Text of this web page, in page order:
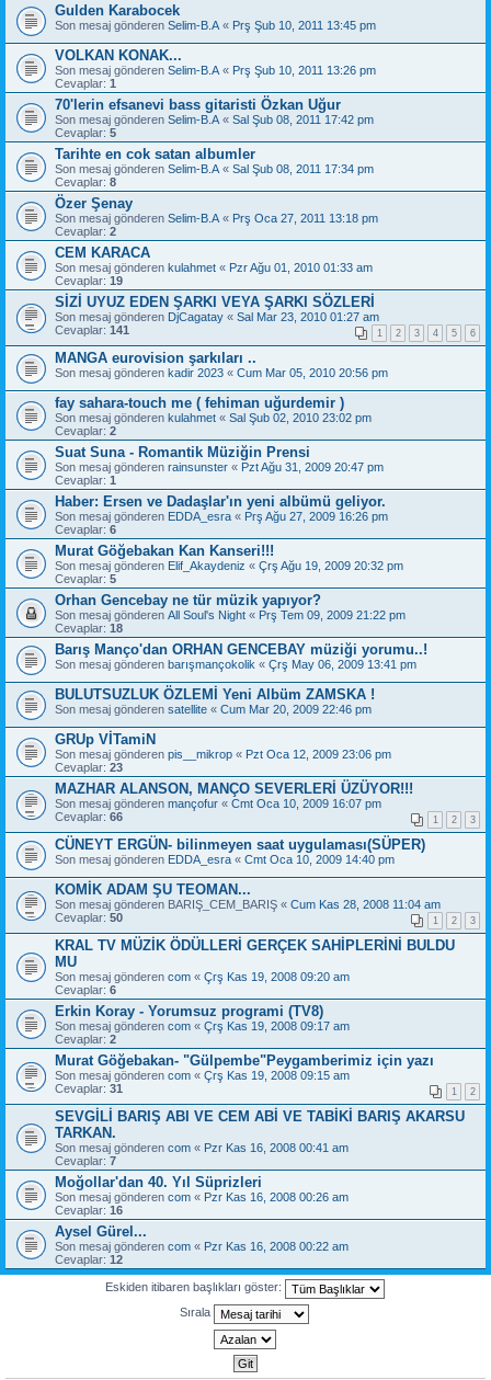
Gulden Karabocek
Son mesaj gönderen Selim-B.A « Prş Şub 10, 2011 13:45 pm
VOLKAN KONAK...
Son mesaj gönderen Selim-B.A « Prş Şub 10, 2011 13:26 pm
Cevaplar: 1
70'lerin efsanevi bass gitaristi Özkan Uğur
Son mesaj gönderen Selim-B.A « Sal Şub 08, 2011 17:42 pm
Cevaplar: 5
Tarihte en cok satan albumler
Son mesaj gönderen Selim-B.A « Sal Şub 08, 2011 17:34 pm
Cevaplar: 8
Özer Şenay
Son mesaj gönderen Selim-B.A « Prş Oca 27, 2011 13:18 pm
Cevaplar: 2
CEM KARACA
Son mesaj gönderen kulahmet « Pzr Ağu 01, 2010 01:33 am
Cevaplar: 19
SİZİ UYUZ EDEN ŞARKI VEYA ŞARKI SÖZLERİ
Son mesaj gönderen DjCagatay « Sal Mar 23, 2010 01:27 am
Cevaplar: 141 1 2 3 4 5 6
MANGA eurovision şarkıları ..
Son mesaj gönderen kadir 2023 « Cum Mar 05, 2010 20:56 pm
fay sahara-touch me ( fehiman uğurdemir )
Son mesaj gönderen kulahmet « Sal Şub 02, 2010 23:02 pm
Cevaplar: 2
Suat Suna - Romantik Müziğin Prensi
Son mesaj gönderen rainsunster « Pzt Ağu 31, 2009 20:47 pm
Cevaplar: 1
Haber: Ersen ve Dadaşlar'ın yeni albümü geliyor.
Son mesaj gönderen EDDA_esra « Prş Ağu 27, 2009 16:26 pm
Cevaplar: 6
Murat Göğebakan Kan Kanseri!!!
Son mesaj gönderen Elif_Akaydeniz « Çrş Ağu 19, 2009 20:32 pm
Cevaplar: 5
Orhan Gencebay ne tür müzik yapıyor?
Son mesaj gönderen All Soul's Night « Prş Tem 09, 2009 21:22 pm
Cevaplar: 18
Barış Manço'dan ORHAN GENCEBAY müziği yorumu..!
Son mesaj gönderen barışmançokolik « Çrş May 06, 2009 13:41 pm
BULUTSUZLUK ÖZLEMİ Yeni Albüm ZAMSKA !
Son mesaj gönderen satellite « Cum Mar 20, 2009 22:46 pm
GRUp VİTamiN
Son mesaj gönderen pis__mikrop « Pzt Oca 12, 2009 23:06 pm
Cevaplar: 23
MAZHAR ALANSON, MANÇO SEVERLERİ ÜZÜYOR!!!
Son mesaj gönderen mançofur « Cmt Oca 10, 2009 16:07 pm
Cevaplar: 66 1 2 3
CÜNEYT ERGÜN- bilinmeyen saat uygulaması(SÜPER)
Son mesaj gönderen EDDA_esra « Cmt Oca 10, 2009 14:40 pm
KOMİK ADAM ŞU TEOMAN...
Son mesaj gönderen BARIŞ_CEM_BARIŞ « Cum Kas 28, 2008 11:04 am
Cevaplar: 50 1 2 3
KRAL TV MÜZİK ÖDÜLLERİ GERÇEK SAHİPLERİNİ BULDU
MU
Son mesaj gönderen com « Çrş Kas 19, 2008 09:20 am
Cevaplar: 6
Erkin Koray - Yorumsuz programi (TV8)
Son mesaj gönderen com « Çrş Kas 19, 2008 09:17 am
Cevaplar: 2
Murat Göğebakan- "Gülpembe"Peygamberimiz için yazı
Son mesaj gönderen com « Çrş Kas 19, 2008 09:15 am
Cevaplar: 31 1 2
SEVGİLİ BARIŞ ABI VE CEM ABİ VE TABİKİ BARIŞ AKARSU
TARKAN.
Son mesaj gönderen com « Pzr Kas 16, 2008 00:41 am
Cevaplar: 7
Moğollar'dan 40. Yıl Süprizleri
Son mesaj gönderen com « Pzr Kas 16, 2008 00:26 am
Cevaplar: 16
Aysel Gürel...
Son mesaj gönderen com « Pzr Kas 16, 2008 00:22 am
Cevaplar: 12
Eskiden itibaren başlıkları göster:
Sırala